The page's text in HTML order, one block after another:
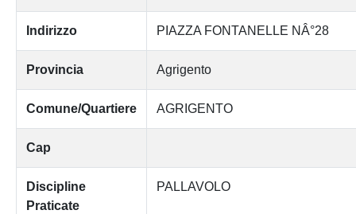
Indirizzo PIAZZA FONTANELLE NÂ°28
Provincia Agrigento
Comune/Quartiere AGRIGENTO
Cap
Discipline
Praticate
PALLAVOLO